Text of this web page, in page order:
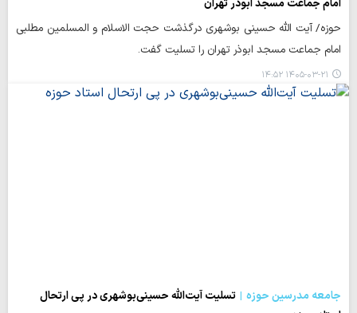
امام جماعت مسجد ابوذر تهران
حوزه/ آیت الله حسینی بوشهری درگذشت حجت الاسلام و المسلمین مطلبی
امام جماعت مسجد ابوذر تهران را تسلیت گفت.
۱۴۰۵-۰۳-۲۱ ۱۴:۵۲
جامعه مدرسین حوزه
تسلیت آیت‌الله حسینی‌بوشهری در پی ارتحال